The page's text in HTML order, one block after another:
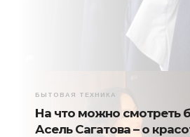
БЫТОВАЯ ТЕХНИКА
На что можно смотреть
Асель Сагатова – о